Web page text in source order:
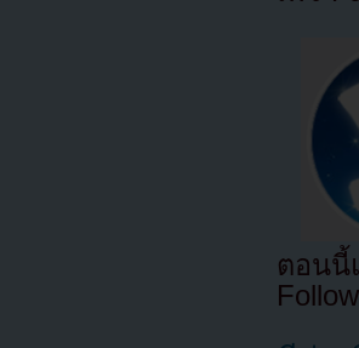
ตอนนี้